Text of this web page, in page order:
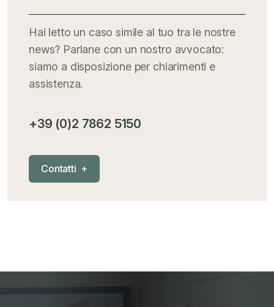
Hai letto un caso simile al tuo tra le nostre
news? Parlane con un nostro avvocato:
siamo a disposizione per chiarimenti e
assistenza.
+39 (0)2 7862 5150
Contatti +